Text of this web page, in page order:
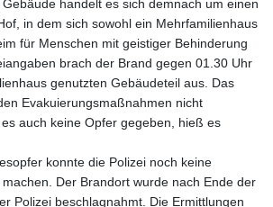
handelt es sich demnach um einen
in dem sich sowohl ein Mehrfamilienhaus
für Menschen mit geistiger Behinderung
brach der Brand gegen 01.30 Uhr
genutzten Gebäudeteil aus. Das
Evakuierungsmaßnahmen nicht
auch keine Opfer gegeben, hieß es
konnte die Polizei noch keine
Der Brandort wurde nach Ende der
Polizei beschlagnahmt. Die Ermittlungen